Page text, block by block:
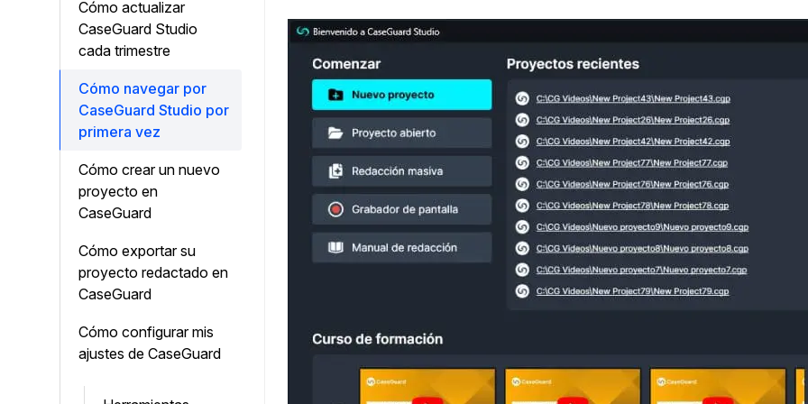
¿Necesitas redactar una gran cantidad de
archivos? Podemos ayudarte
Redacción de audio
Redacte información de identificación
personal (PII), como nombres, números de
teléfono, direcciones, SSN y más de miles
de archivos
Redacción en Bulto
Redacte automáticamente todo el trabajo
atrasado. Use Redacción de Bulto para
redactar una cantidad ilimitada de videos,
audios, documentos, e imágenes
Ahorre el 95% de su tiempo redactando
miles de imágenes utilizando las funciones
automáticas de redacción de imágenes de IA
Medios de
Centros
Directas
Cómo actualizar
CaseGuard Studio
cada trimestre
Cómo navegar por
CaseGuard Studio por
primera vez
Cómo crear un nuevo
proyecto en
CaseGuard
Cómo exportar su
proyecto redactado en
CaseGuard
Cómo configurar mis
ajustes de CaseGuard